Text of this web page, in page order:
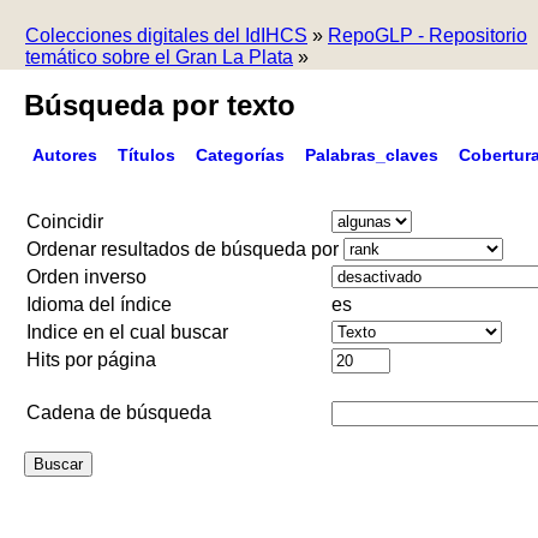
Colecciones digitales del IdIHCS » RepoGLP - Repositorio
temático sobre el Gran La Plata »
Búsqueda por texto
Autores Títulos Categorías Palabras_claves
Coincidir
Ordenar resultados de búsqueda por
Orden inverso
Idioma del índice
es
Indice en el cual buscar
Hits por página
Cadena de búsqueda